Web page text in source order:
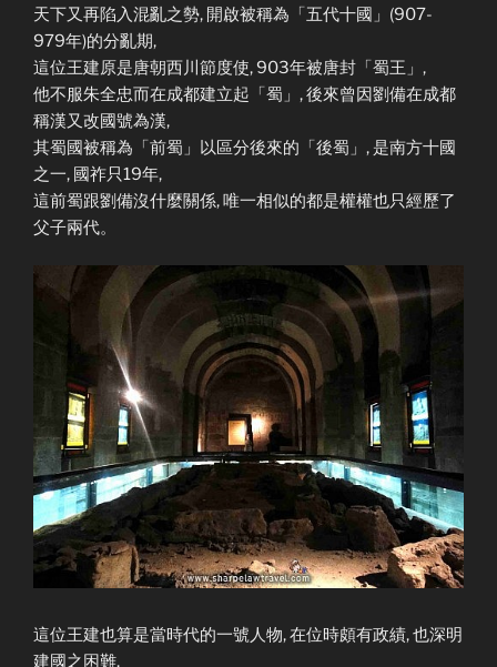
天下又再陷入混亂之勢, 開啟被稱為「五代十國」(907-
979年)的分亂期,
這位王建原是唐朝西川節度使, 903年被唐封「蜀王」,
他不服朱全忠而在成都建立起「蜀」, 後來曾因劉備在成都
稱漢又改國號為漢,
其蜀國被稱為「前蜀」以區分後來的「後蜀」, 是南方十國
之一, 國祚只19年,
這前蜀跟劉備沒什麼關係, 唯一相似的都是權權也只經歷了
父子兩代。
這位王建也算是當時代的一號人物, 在位時頗有政績, 也深明
建國之困難,